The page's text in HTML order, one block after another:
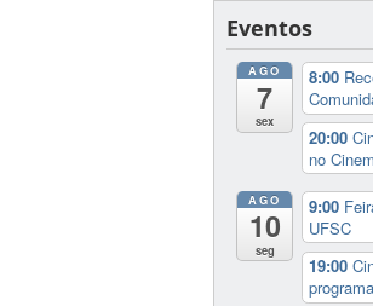
Eventos
AGO
7
sex
8:00
20:00
no
AGO
10
seg
9:00
UFSC
19:00